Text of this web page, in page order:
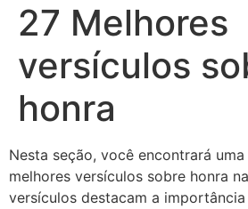
27 Melhores
versículos
honra
Nesta seção, você encontrará
melhores versículos sobre honra
versículos destacam a